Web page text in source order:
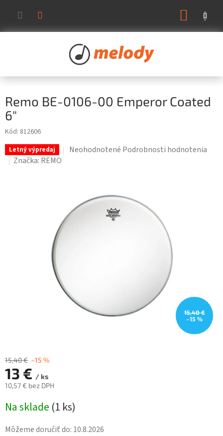
obsah
Remo BE-0106-00 Emperor Coated
6"
Kód: 812606
Letný výpredaj
Priemerné
5
Neohodnotené Podrobnosti hodnotenia
Značka: REMO
15,40 €
–15 %
15,40 € –15 %
13 € / ks
10,57 € bez DPH
cena:
Na sklade (1 ks)
Môžeme doručiť do: 10.8.2026